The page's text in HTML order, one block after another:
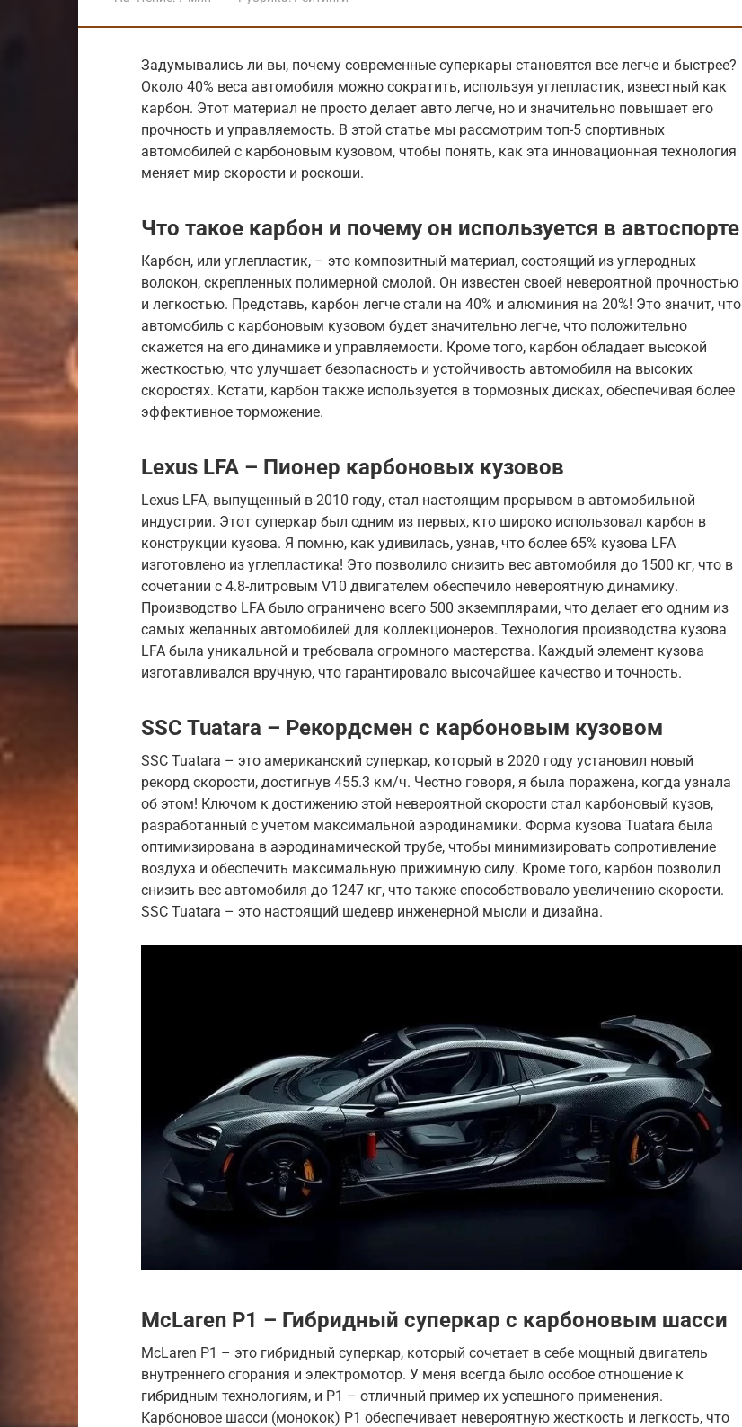
Задумывались ли вы, почему современные суперкары становятся все легче и быстрее?
Около 40% веса автомобиля можно сократить, используя углепластик, известный как
карбон. Этот материал не просто делает авто легче, но и значительно повышает его
прочность и управляемость. В этой статье мы рассмотрим топ-5 спортивных
автомобилей с карбоновым кузовом, чтобы понять, как эта инновационная технология
меняет мир скорости и роскоши.
Что такое карбон и почему он используется в автоспорте
Карбон, или углепластик, – это композитный материал, состоящий из углеродных
волокон, скрепленных полимерной смолой. Он известен своей невероятной прочностью
и легкостью. Представь, карбон легче стали на 40% и алюминия на 20%! Это значит, что
автомобиль с карбоновым кузовом будет значительно легче, что положительно
скажется на его динамике и управляемости. Кроме того, карбон обладает высокой
жесткостью, что улучшает безопасность и устойчивость автомобиля на высоких
скоростях. Кстати, карбон также используется в тормозных дисках, обеспечивая более
эффективное торможение.
Lexus LFA – Пионер карбоновых кузовов
Lexus LFA, выпущенный в 2010 году, стал настоящим прорывом в автомобильной
индустрии. Этот суперкар был одним из первых, кто широко использовал карбон в
конструкции кузова. Я помню, как удивилась, узнав, что более 65% кузова LFA
изготовлено из углепластика! Это позволило снизить вес автомобиля до 1500 кг, что в
сочетании с 4.8-литровым V10 двигателем обеспечило невероятную динамику.
Производство LFA было ограничено всего 500 экземплярами, что делает его одним из
самых желанных автомобилей для коллекционеров. Технология производства кузова
LFA была уникальной и требовала огромного мастерства. Каждый элемент кузова
изготавливался вручную, что гарантировало высочайшее качество и точность.
SSC Tuatara – Рекордсмен с карбоновым кузовом
SSC Tuatara – это американский суперкар, который в 2020 году установил новый
рекорд скорости, достигнув 455.3 км/ч. Честно говоря, я была поражена, когда узнала
об этом! Ключом к достижению этой невероятной скорости стал карбоновый кузов,
разработанный с учетом максимальной аэродинамики. Форма кузова Tuatara была
оптимизирована в аэродинамической трубе, чтобы минимизировать сопротивление
воздуха и обеспечить максимальную прижимную силу. Кроме того, карбон позволил
снизить вес автомобиля до 1247 кг, что также способствовало увеличению скорости.
SSC Tuatara – это настоящий шедевр инженерной мысли и дизайна.
McLaren P1 – Гибридный суперкар с карбоновым шасси
McLaren P1 – это гибридный суперкар, который сочетает в себе мощный двигатель
внутреннего сгорания и электромотор. У меня всегда было особое отношение к
гибридным технологиям, и P1 – отличный пример их успешного применения.
Карбоновое шасси (монокок) P1 обеспечивает невероятную жесткость и легкость, что